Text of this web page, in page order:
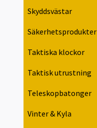
Skyddsvästar
Säkerhetsprodukter
Taktiska klockor
Taktisk utrustning
Teleskopbatonger
Vinter & Kyla